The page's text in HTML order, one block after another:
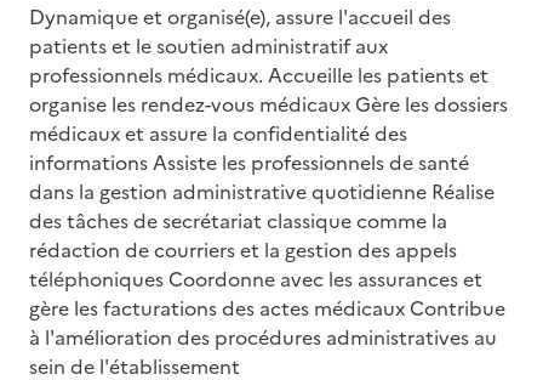
Dynamique et organisé(e), assure l'accueil des
patients et le soutien administratif aux
professionnels médicaux. Accueille les patients et
organise les rendez-vous médicaux Gère les dossiers
médicaux et assure la confidentialité des
informations Assiste les professionnels de santé
dans la gestion administrative quotidienne Réalise
des tâches de secrétariat classique comme la
rédaction de courriers et la gestion des appels
téléphoniques Coordonne avec les assurances et
gère les facturations des actes médicaux Contribue
à l'amélioration des procédures administratives au
sein de l'établissement